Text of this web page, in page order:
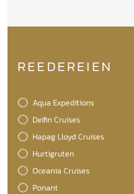
REEDEREIEN
Aqua Expeditions
Delfin Cruises
Hapag Lloyd Cruises
Hurtigruten
Oceania Cruises
Ponant